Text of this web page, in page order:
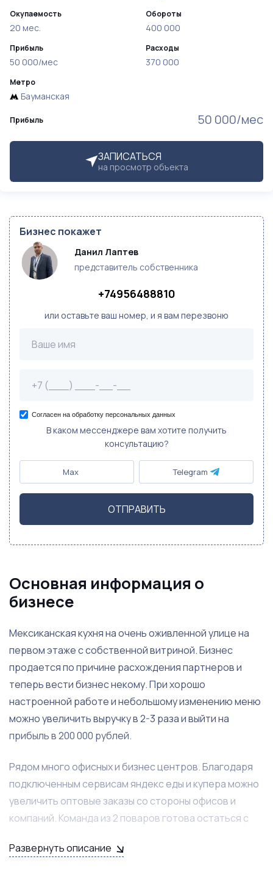
Прибыль 50 000/мес
ЗАПИСАТЬСЯ
на просмотр объекта
Окупаемость
20 мес.
Прибыль
50 000/мес
Обороты
400 000
Расходы
370 000
Метро
Бауманская
Бизнес покажет
Данил Лаптев
представитель собственника
+74956488810
или оставьте ваш номер, и я вам перезвоню
Согласен на обработку персональных данных
В каком мессенджере вам хотите получить
консультацию?
Max Telegram
ОТПРАВИТЬ
Основная информация о
бизнесе
Мексиканская кухня на очень оживленной улице на
первом этаже с собственной витриной. Бизнес
продается по причине расхождения партнеров и
теперь вести бизнес некому. При хорошо
настроенной работе и небольшому изменению меню
можно увеличить выручку в 2-3 раза и выйти на
прибыль в 200 000 рублей.
Рядом много офисных и бизнес центров. Благодаря
подключенным сервисам яндекс еды и купера можно
увеличить оптовые заказы со стороны офисов и
компаний. Команда из 2 поваров готова остаться с
Развернуть описание